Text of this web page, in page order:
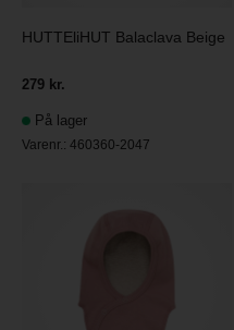
HUTTEliHUT Balaclava Beige
279 kr.
På lager
Varenr.:460360-2047